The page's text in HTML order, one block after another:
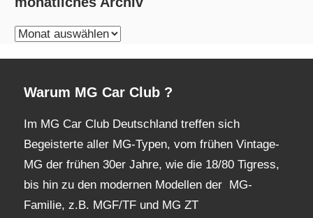
monatliches
Warum MG Car Club ?
Im MG Car Club Deutschland treffen sich
Begeisterte aller MG-Typen, vom frühen Vintage-
MG der frühen 30er Jahre, wie die 18/80 Tigress,
bis hin zu den modernen Modellen der MG-
Familie, z.B. MGF/TF und MG ZT